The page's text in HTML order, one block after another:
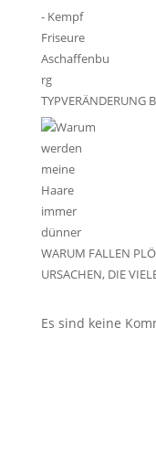
TYPVERÄNDERUNG
WARUM FALLEN
URSACHEN, DIE
Es sind keine